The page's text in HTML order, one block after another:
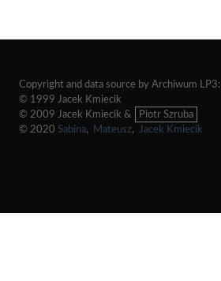
Copyright and data source by Archiwum LP3:
© 1999 Jacek Kmiecik
© 2009 Jacek Kmiecik &
Piotr Szruba
© 2020 Sabina, Mateusz, Jacek Kmiecik